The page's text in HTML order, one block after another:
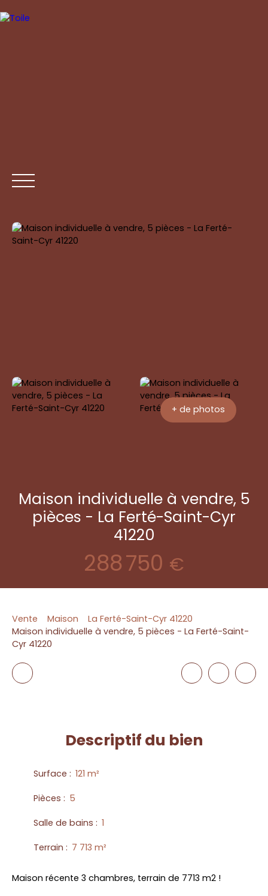
+ de photos
Maison individuelle à vendre, 5
pièces - La Ferté-Saint-Cyr
41220
288 750 €
Vente Maison
La Ferté-Saint-Cyr 41220
Maison individuelle à vendre, 5 pièces - La Ferté-Saint-
Cyr 41220
Descriptif du bien
Surface : 121 m²
Pièces : 5
Salle de bains : 1
Terrain : 7 713 m²
Maison récente 3 chambres, terrain de 7713 m2 !